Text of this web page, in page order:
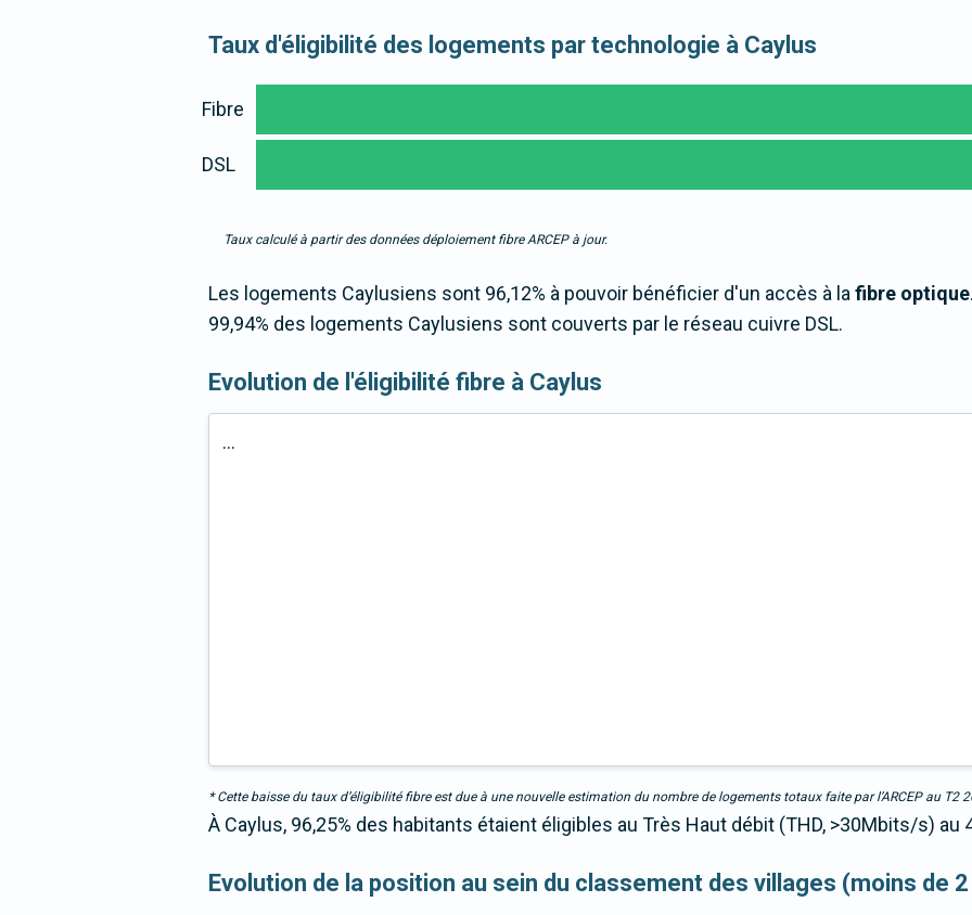
Taux d'éligibilité des logements par technologie à Caylus
Fibre
DSL
Taux calculé à partir des données déploiement fibre ARCEP à jour.
Les logements Caylusiens sont 96,12% à pouvoir bénéficier d'un accès à lafibre optique
99,94% des logements Caylusiens sont couverts par le réseau cuivre DSL.
Evolution de l'éligibilité fibre à Caylus
...
* Cette baisse du taux d’éligibilité fibre est due à une nouvelle estimation du nombre de logements totaux faite par l’ARCEP au T2
À Caylus, 96,25% des habitants étaient éligibles au Très Haut débit (THD, >30Mbits/s)
Evolution de la position au sein du classement des villages (moins de